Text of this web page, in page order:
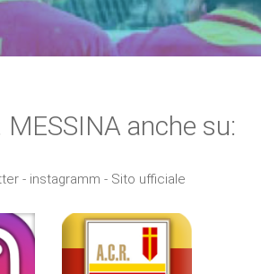
MESSINA anche su:
- instagramm - Sito ufficiale